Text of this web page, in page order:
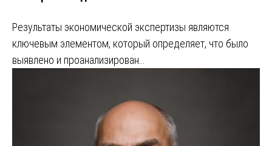
Результаты экономической экспертизы являются
ключевым элементом, который определяет, что было
выявлено и проанализирован…